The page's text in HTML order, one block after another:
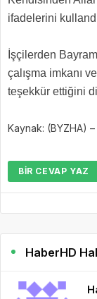
ifadelerini
İşçilerden
çalışma imkanı
teşekkür ettiğini
Kaynak: (BYZHA)
BIR CEVAP YAZ
HaberHD